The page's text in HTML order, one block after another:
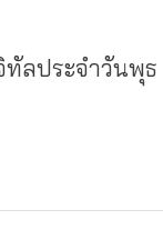
ลประจำวันพุธ